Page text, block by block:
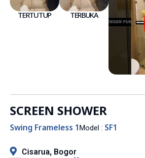
TERTUTUP TERBUKA
SCREEN SHOWER
Swing Frameless 1Model : SF1
Cisarua, Bogor